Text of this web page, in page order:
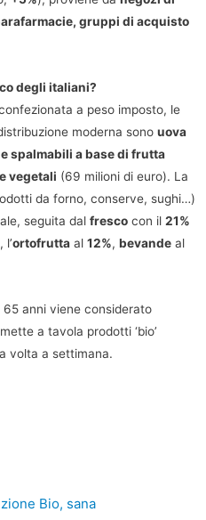
gruppi di acquisto
degli italiani?
a peso imposto, le
moderna sono uova
spalmabili a base di frutta
vegetali (69 milioni di euro). La
da forno, conserve, sughi…)
seguita dal fresco con il 21%
ortofrutta al 12%, bevande al
65 anni viene considerato
a tavola prodotti ‘bio’
volta a settimana.
Bio, sana